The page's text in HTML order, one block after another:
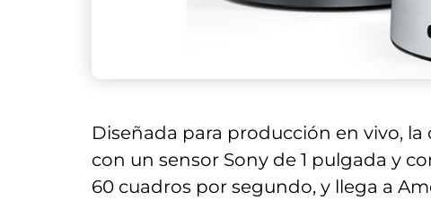
Diseñada para producción en vivo, la
con un sensor Sony de 1 pulgada y
60 cuadros por segundo, y llega a